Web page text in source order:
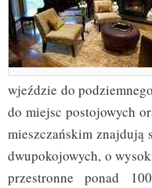
wjeździe do
do miejsc postojowych
mieszczańskim
dwupokojowych, o
przestronne ponad